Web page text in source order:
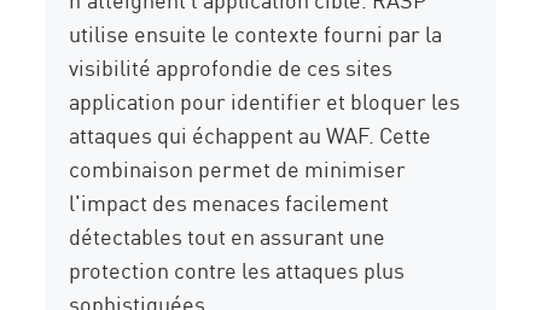
utilise ensuite le contexte fourni par la
visibilité approfondie de ces sites
application pour identifier et bloquer les
attaques qui échappent au WAF. Cette
combinaison permet de minimiser
l'impact des menaces facilement
détectables tout en assurant une
protection contre les attaques plus
sophistiquées.